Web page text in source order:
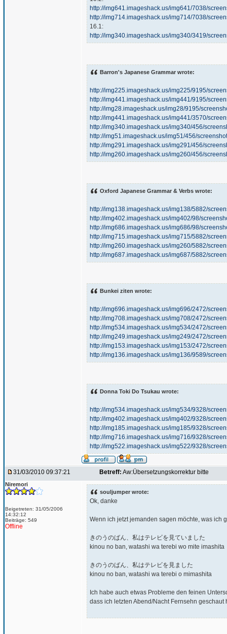
http://img641.imageshack.us/img641/7038/
http://img714.imageshack.us/img714/7038/
16.1:
http://img340.imageshack.us/img340/3419/
Barron's Japanese Grammar wrote:
http://img225.imageshack.us/img225/9195/
http://img441.imageshack.us/img441/9195/
http://img28.imageshack.us/img28/9195/
http://img441.imageshack.us/img441/3570/
http://img340.imageshack.us/img340/456/
http://img51.imageshack.us/img51/456/
http://img291.imageshack.us/img291/456/
http://img260.imageshack.us/img260/456/
Oxford Japanese Grammar & Verbs wrote:
http://img138.imageshack.us/img138/5882/
http://img402.imageshack.us/img402/98/
http://img686.imageshack.us/img686/98/
http://img715.imageshack.us/img715/5882/
http://img260.imageshack.us/img260/5882/
http://img687.imageshack.us/img687/5882/
Bunkei ziten wrote:
http://img696.imageshack.us/img696/2472/
http://img708.imageshack.us/img708/2472/
http://img534.imageshack.us/img534/2472/
http://img249.imageshack.us/img249/2472/
http://img153.imageshack.us/img153/2472/
http://img136.imageshack.us/img136/9589/
Donna Toki Do Tsukau wrote:
http://img534.imageshack.us/img534/9328/
http://img402.imageshack.us/img402/9328/
http://img185.imageshack.us/img185/9328/
http://img716.imageshack.us/img716/9328/
http://img522.imageshack.us/img522/9328/
31/03/2010 09:37:21 Betreff: Aw:Übersetzungskorrektur bitte
Niremori
Beigetreten: 31/05/2006
14:32:12
Beiträge: 549
Offline
souljumper wrote:
Ok, danke
Wenn ich jetzt jemanden sagen möchte, was ich
きのうのばん、私はテレビを見ていました
kinou no ban, watashi wa terebi wo mite imashita
きのうのばん、私はテレビを見ました
kinou no ban, watashi wa terebi o mimashita
Ich habe auch etwas Probleme den feinen
dass ich letzten Abend/Nacht Fernsehn